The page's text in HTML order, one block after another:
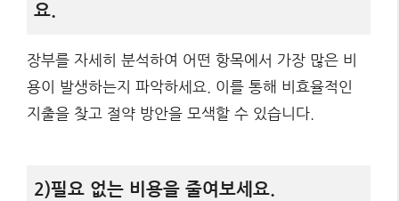
요.
장부를 자세히 분석하여 어떤 항목에서 가장 많은 비
용이 발생하는지 파악하세요. 이를 통해 비효율적인
지출을 찾고 절약 방안을 모색할 수 있습니다.
2)필요 없는 비용을 줄여보세요.